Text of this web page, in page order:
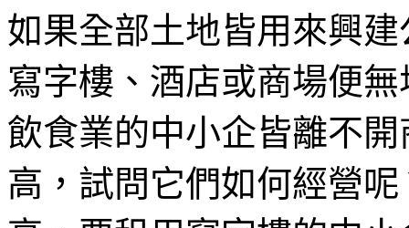
如果全部土地皆用來興
寫字樓、酒店或商場便
飲食業的中小企皆離不
高，試問它們如何經營